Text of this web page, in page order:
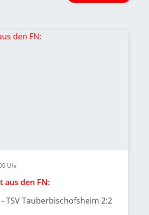
Uhr
aus den FN:
TSV Tauberbischofsheim 2:2